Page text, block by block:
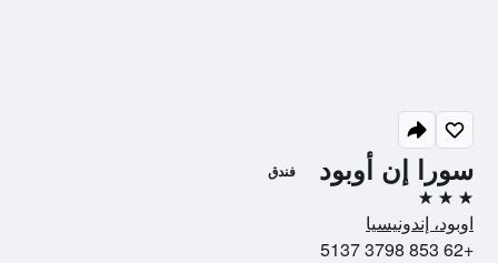
سورا إن أوبود فندق
3 نجوم
اوبود، إندونيسيا
+62 853 3798 5137